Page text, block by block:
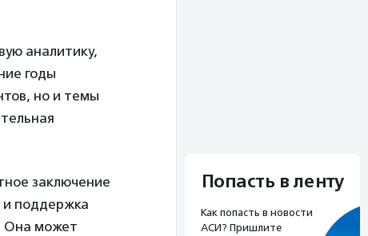
аналитику,
годы
но и темы
заключение
и поддержка
Она может
Попасть в ленту
Как попасть в новости
АСИ? Пришлите